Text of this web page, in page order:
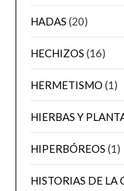
HADAS (20)
HECHIZOS (16)
HERMETISMO (1)
HIERBAS Y
HIPERBÓREOS (1)
HISTORIAS DE LA